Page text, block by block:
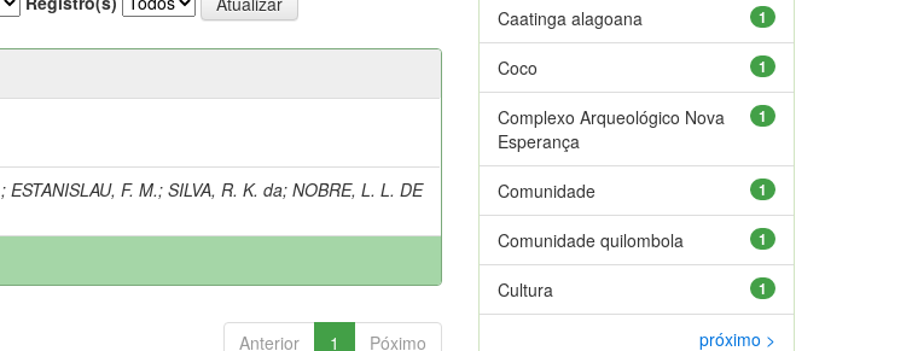
;ESTANISLAU, F. M.;SILVA, R. K. da;NOBRE, L. L. DE
Anterior 1 Póximo
1
Caatinga alagoana
1
Coco
1
Complexo Arqueológico Nova
Esperança
1
Comunidade
1
Comunidade quilombola
1
Cultura
próximo >